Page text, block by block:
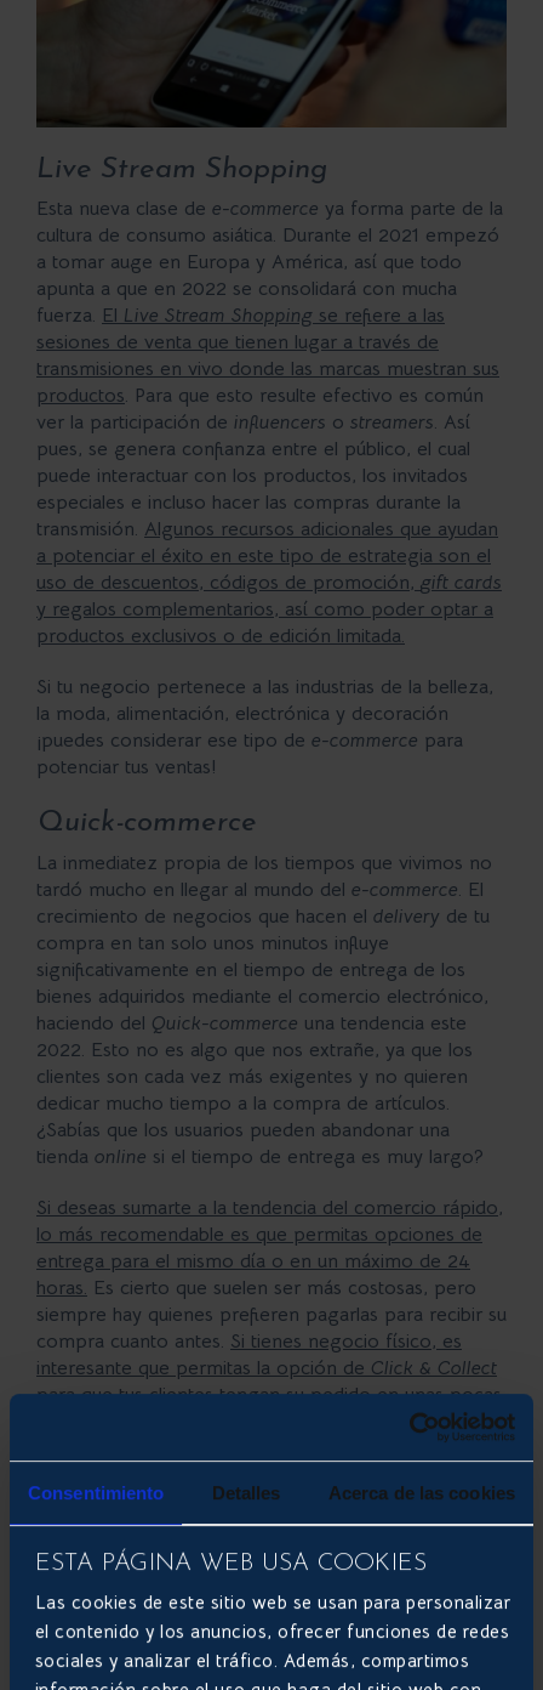
Consentimiento Detalles Acerca de las cookies
ESTA PÁGINA WEB USA COOKIES
Las cookies de este sitio web se usan para personalizar
el contenido y los anuncios, ofrecer funciones de redes
sociales y analizar el tráfico. Además, compartimos
Live Stream Shopping
Esta nueva clase de e-commerce ya forma parte de la
cultura de consumo asiática. Durante el 2021 empezó
a tomar auge en Europa y América, así que todo
apunta a que en 2022 se consolidará con mucha
fuerza. El Live Stream Shopping se refiere a las
sesiones de venta que tienen lugar a través de
transmisiones en vivo donde las marcas muestran sus
productos. Para que esto resulte efectivo es común
ver la participación de influencers o streamers. Así
pues, se genera confianza entre el público, el cual
puede interactuar con los productos, los invitados
especiales e incluso hacer las compras durante la
transmisión. Algunos recursos adicionales que ayudan
a potenciar el éxito en este tipo de estrategia son el
uso de descuentos, códigos de promoción, gift cards
y regalos complementarios, así como poder optar a
productos exclusivos o de edición limitada.
Si tu negocio pertenece a las industrias de la belleza,
la moda, alimentación, electrónica y decoración
¡puedes considerar ese tipo de e-commerce para
potenciar tus ventas!
Quick-commerce
La inmediatez propia de los tiempos que vivimos no
tardó mucho en llegar al mundo del e-commerce. El
crecimiento de negocios que hacen el delivery de tu
compra en tan solo unos minutos influye
significativamente en el tiempo de entrega de los
bienes adquiridos mediante el comercio electrónico,
haciendo del Quick-commerce una tendencia este
2022. Esto no es algo que nos extrañe, ya que los
clientes son cada vez más exigentes y no quieren
dedicar mucho tiempo a la compra de artículos.
¿Sabías que los usuarios pueden abandonar una
tienda online si el tiempo de entrega es muy largo?
Si deseas sumarte a la tendencia del comercio rápido,
lo más recomendable es que permitas opciones de
entrega para el mismo día o en un máximo de 24
horas. Es cierto que suelen ser más costosas, pero
siempre hay quienes prefieren pagarlas para recibir su
compra cuanto antes. Si tienes negocio físico, es
interesante que permitas la opción de Click & Collect
para que tus clientes tengan su pedido en unas pocas